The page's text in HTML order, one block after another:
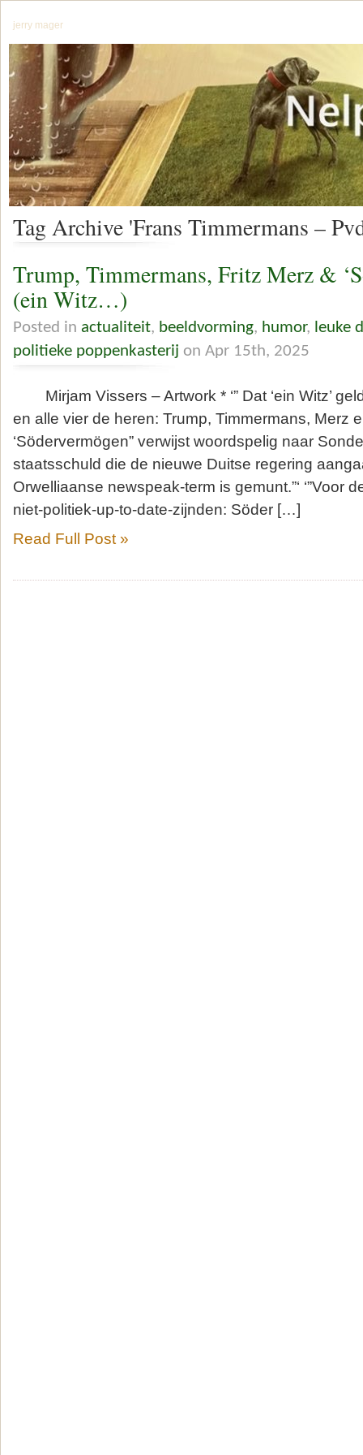
jerry mager
Tag Archive 'Frans Timmermans –
Trump, Timmermans, Fritz Merz &
(ein Witz…)
Posted in actualiteit, beeldvorming, humor, leuke
politieke poppenkasterij on Apr 15th, 2025
Mirjam Vissers – Artwork * ‘” Dat ‘ein Witz’
en alle vier de heren: Trump, Timmermans, Merz
‘Södervermögen” verwijst woordspelig naar
staatsschuld die de nieuwe Duitse regering
Orwelliaanse newspeak-term is gemunt.”‘ ‘”Voor
niet-politiek-up-to-date-zijnden: Söder […]
Read Full Post »